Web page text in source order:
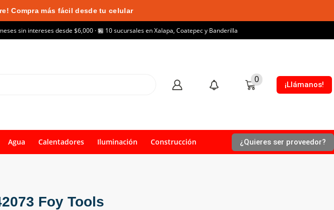
Compra más fácil desde tu celular
sin intereses desde $6,000 · 🏪 10 sucursales en Xalapa, Coatepec y Banderilla
0 ¡Llámanos!
Agua Calentadores Iluminación Construcción ¿Quieres ser proveedor?
Foy Tools